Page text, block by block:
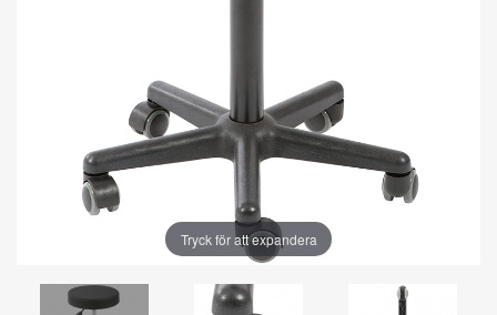
Tryck för att expandera